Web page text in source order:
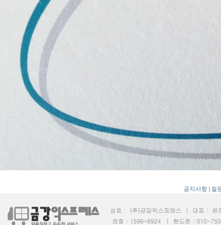
공지사항 | 질